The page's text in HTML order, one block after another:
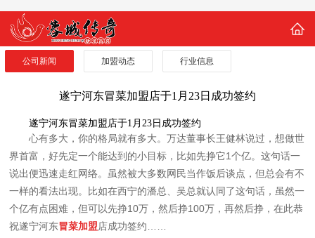
公司新闻 加盟动态 行业信息
遂宁河东冒菜加盟店于1月23日成功签约
遂宁河东冒菜加盟店于1月23日成功签约
心有多大，你的格局就有多大。万达董事长王健林说过，想做世
界首富，好先定一个能达到的小目标，比如先挣它1个亿。这句话一
说出便迅速走红网络。虽然被大多数网民当作饭后谈点，但总会有不
一样的看法出现。比如在西宁的潘总、吴总就认同了这句话，虽然一
个亿有点困难，但可以先挣10万，然后挣100万，再然后挣，在此恭
祝遂宁河东冒菜加盟店成功签约……